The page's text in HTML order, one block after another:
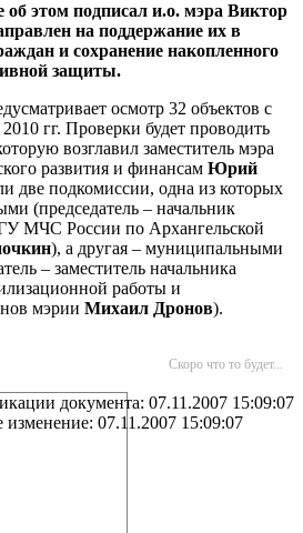
об этом подписал и.о. мэра Виктор
на поддержание их в
и сохранение накопленного
защиты.
осмотр 32 объектов с
гг. Проверки будет проводить
возглавил заместитель мэра
развития и финансам Юрий
две подкомиссии, одна из которых
(председатель – начальник
МЧС России по Архангельской
), а другая – муниципальными
– заместитель начальника
работы и
мэрии Михаил Дронов).
Скоро что то будет...
документа: 07.11.2007 15:09:07
изменение: 07.11.2007 15:09:07